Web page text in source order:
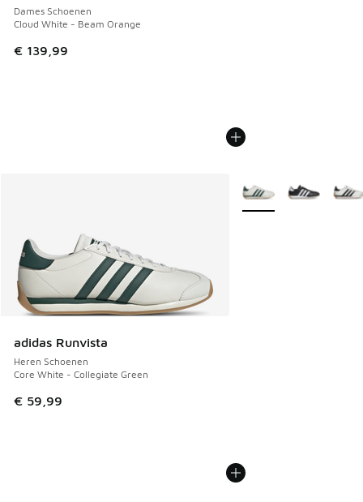
Dames Schoenen
Cloud White - Beam Orange
€ 139,99
adidas Runvista
Heren Schoenen
Core White - Collegiate Green
€ 59,99
Meer kleuren